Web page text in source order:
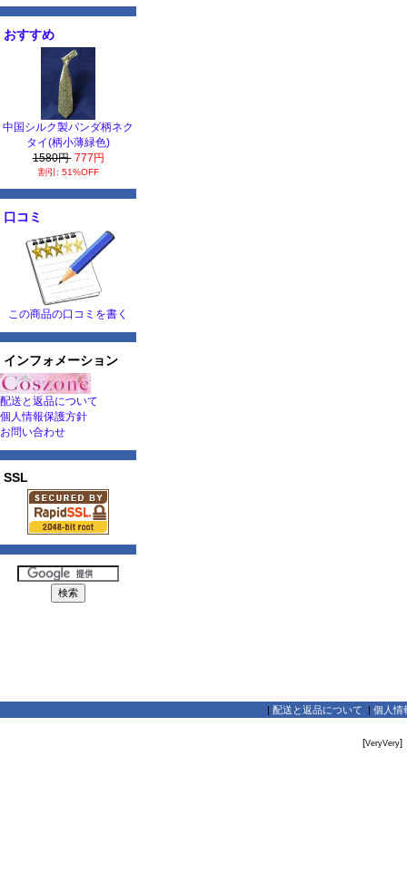
おすすめ
中国シルク製パンダ柄ネク
タイ(柄小薄緑色)
1580円 777円
割引: 51%OFF
口コミ
この商品の口コミを書く
インフォメーション
配送と返品について
個人情報保護方針
お問い合わせ
SSL
| 配送と返品について | 個人情
[VeryVery]